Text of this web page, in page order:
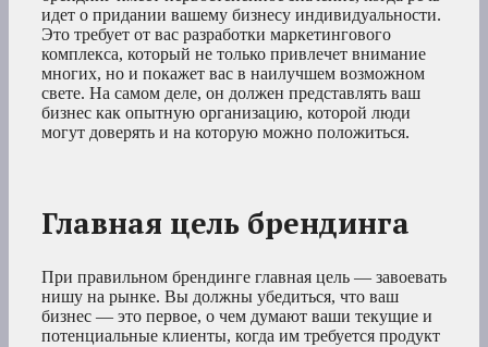
идет о придании вашему бизнесу индивидуальности.
Это требует от вас разработки маркетингового
комплекса, который не только привлечет внимание
многих, но и покажет вас в наилучшем возможном
свете. На самом деле, он должен представлять ваш
бизнес как опытную организацию, которой люди
могут доверять и на которую можно положиться.
Главная цель брендинга
При правильном брендинге главная цель — завоевать
нишу на рынке. Вы должны убедиться, что ваш
бизнес — это первое, о чем думают ваши текущие и
потенциальные клиенты, когда им требуется продукт